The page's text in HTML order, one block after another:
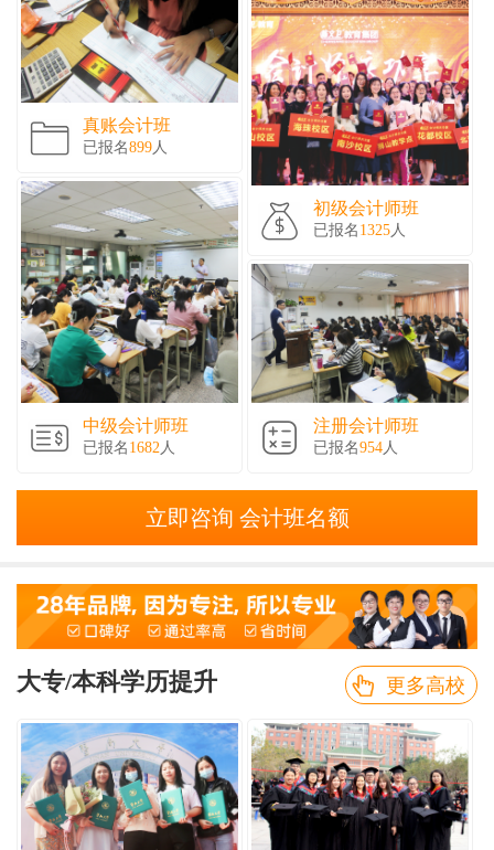
真账会计班
已报名899人
中级会计师班
已报名 1682 人
初级会计师班
已报名 1325人
注册会计师班
已报名954人
立即咨询 会计班名额
大专/本科学历提升 更多高校